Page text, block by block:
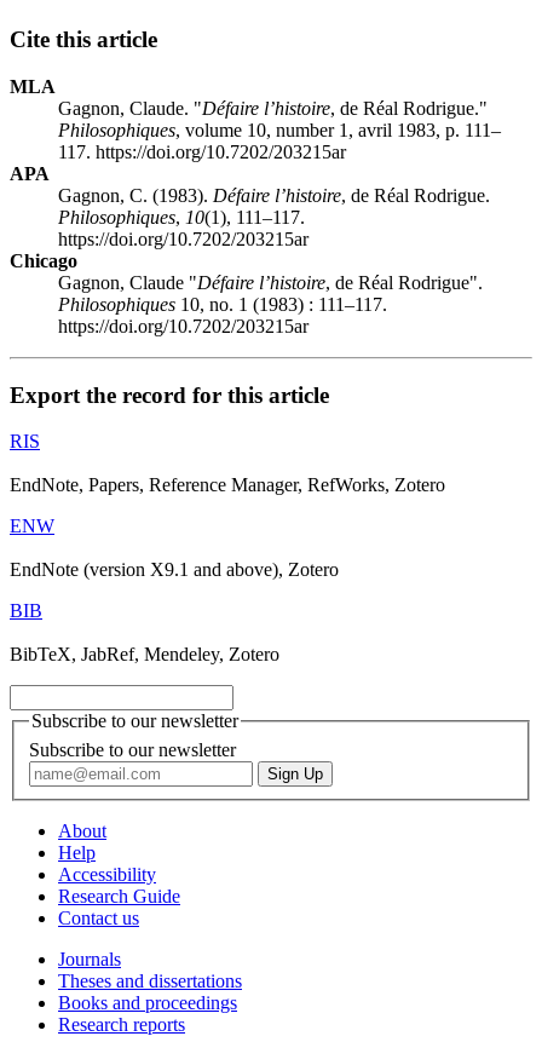
Cite this article
MLA
Gagnon, Claude. "Défaire l’histoire, de Réal Rodrigue."
Philosophiques, volume 10, number 1, avril 1983, p. 111–
117. https://doi.org/10.7202/203215ar
APA
Gagnon, C. (1983). Défaire l’histoire, de Réal Rodrigue.
Philosophiques, 10(1), 111–117.
https://doi.org/10.7202/203215ar
Chicago
Gagnon, Claude "Défaire l’histoire, de Réal Rodrigue".
Philosophiques 10, no. 1 (1983) : 111–117.
https://doi.org/10.7202/203215ar
Export the record for this article
RIS
EndNote, Papers, Reference Manager, RefWorks, Zotero
ENW
EndNote (version X9.1 and above), Zotero
BIB
BibTeX, JabRef, Mendeley, Zotero
Subscribe to our newsletter
Subscribe to our newsletter
About
Help
Accessibility
Research Guide
Contact us
Journals
Theses and dissertations
Books and proceedings
Research reports